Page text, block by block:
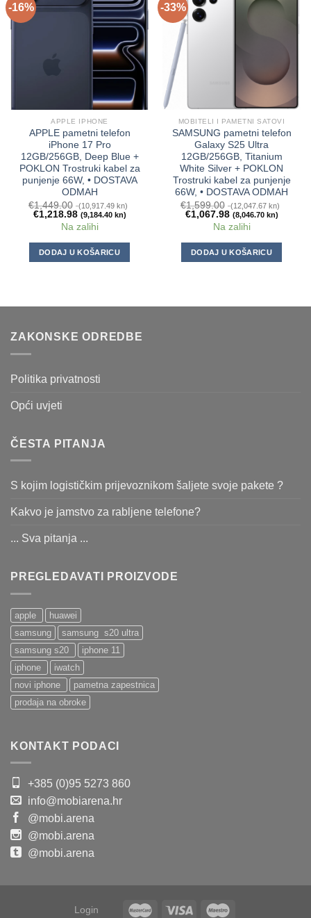
-16%
APPLE IPHONE
APPLE pametni telefon
iPhone 17 Pro
12GB/256GB, Deep Blue +
POKLON Trostruki kabel za
punjenje 66W, • DOSTAVA
ODMAH
€1,449.00 (10,917.49 kn)
€1,218.98 (9,184.40 kn)
Na zalihi
DODAJ U KOŠARICU
-33%
MOBITELI I PAMETNI SATOVI
SAMSUNG pametni telefon
Galaxy S25 Ultra
12GB/256GB, Titanium
White Silver + POKLON
Trostruki kabel za punjenje
66W, • DOSTAVA ODMAH
€1,599.00 (12,047.67 kn)
€1,067.98 (8,046.70 kn)
Na zalihi
DODAJ U KOŠARICU
ZAKONSKE ODREDBE
Politika privatnosti
Opći uvjeti
ČESTA PITANJA
S kojim logističkim prijevoznikom šaljete svoje pakete ?
Kakvo je jamstvo za rabljene telefone?
... Sva pitanja ...
PREGLEDAVATI PROIZVODE
apple
huawei
samsung
samsung s20 ultra
samsung s20
iphone 11
iphone
iwatch
novi iphone
pametna zapestnica
prodaja na obroke
KONTAKT PODACI
+385 (0)95 5273 860
info@mobiarena.hr
@mobi.arena
@mobi.arena
@mobi.arena
Login